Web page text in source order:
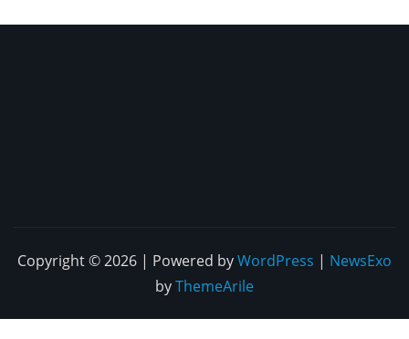
Copyright © 2026 | Powered byWordPress | NewsExo
byThemeArile